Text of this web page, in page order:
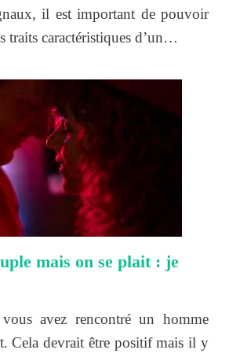
il est important de pouvoir
traits caractéristiques d’un…
mais on se plait : je
vous avez rencontré un homme
Cela devrait être positif mais il y